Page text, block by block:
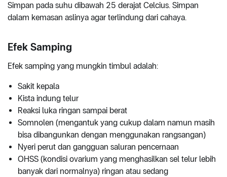
Simpan pada suhu dibawah 25 derajat Celcius. Simpan
dalam kemasan aslinya agar terlindung dari cahaya.
Efek Samping
Efek samping yang mungkin timbul adalah:
Sakit kepala
Kista indung telur
Reaksi luka ringan sampai berat
Somnolen (mengantuk yang cukup dalam namun masih
bisa dibangunkan dengan menggunakan rangsangan)
Nyeri perut dan gangguan saluran pencernaan
OHSS (kondisi ovarium yang menghasilkan sel telur lebih
banyak dari normalnya) ringan atau sedang